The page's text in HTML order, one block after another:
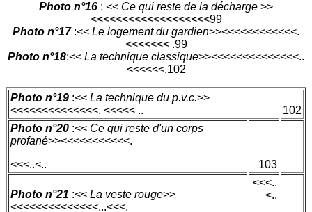
Photo n°16 : << Ce qui reste de la décharge >>
<<<<<<<<<<<<<<<<<<<99
Photo n°17:<< Le logement du gardien>><<<<<<<<<<<<.
<<<<<<< .99
Photo n°18:<< La technique classique>><<<<<<<<<<<<<<..
<<<<<<.102
Photo n°19 :<< La technique du p.v.c.>>
<<<<<<<<<<<<<<. <<<<< ..
102
Photo n°20 :<< Ce qui reste d'un corps
profané>><<<<<<<<<<<.
<<<..<..
103
Photo n°21 :<< La veste rouge>>
<<<<<<<<<<<<<<...<<<.
<<<..
<..